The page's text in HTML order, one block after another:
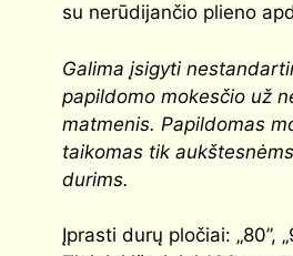
su nerūdijančio plieno
Galima įsigyti
papildomo mokesčio už
matmenis. Papildomas
taikomas tik
durims.
Įprasti durų pločiai: „80”,